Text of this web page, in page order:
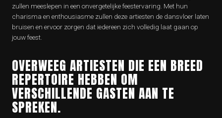
zullen meeslepen in een onvergetelijke feestervaring. Met hun
charisma en enthousiasme zullen deze artiesten de dansvloer laten
bruisen en ervoor zorgen dat iedereen zich volledig laat gaan op
jouw feest.
OVERWEEG ARTIESTEN DIE EEN BREED
REPERTOIRE HEBBEN OM
VERSCHILLENDE GASTEN AAN TE
SPREKEN.